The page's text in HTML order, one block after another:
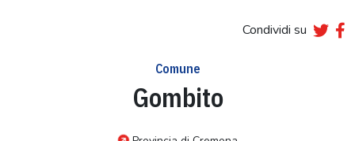
Condividi su
Comune
Gombito